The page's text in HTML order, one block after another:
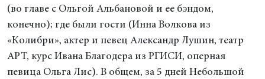
(во главе с Ольгой Альбановой и ее бэндом,
конечно); где были гости (Инна Волкова из
«Колибри», актер и певец Александр Лушин, театр
АРТ, курс Ивана Благодера из РГИСИ, оперная
певица Ольга Лис). В общем, за 5 дней Небольшой